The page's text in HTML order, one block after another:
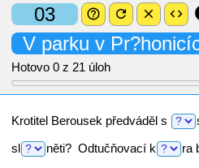
03 help_outline refresh close code
V parku v
Hotovo 0z 21 úloh
Krotitel Berousek předváděl s
sl
něti?Odtučňovací k ra